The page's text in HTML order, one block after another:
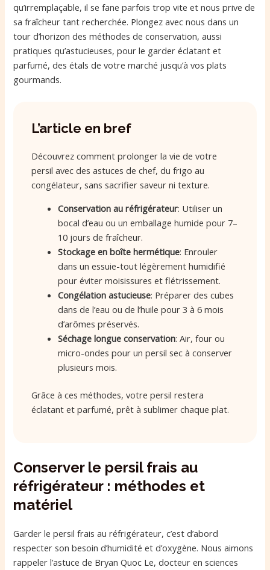
qu’irremplaçable, il se fane parfois trop vite et nous prive de
sa fraîcheur tant recherchée. Plongez avec nous dans un
tour d’horizon des méthodes de conservation, aussi
pratiques qu’astucieuses, pour le garder éclatant et
parfumé, des étals de votre marché jusqu’à vos plats
gourmands.
L’article en bref
Découvrez comment prolonger la vie de votre
persil avec des astuces de chef, du frigo au
congélateur, sans sacrifier saveur ni texture.
Conservation au réfrigérateur: Utiliser un
bocal d’eau ou un emballage humide pour 7–
10 jours de fraîcheur.
Stockage en boîte hermétique: Enrouler
dans un essuie-tout légèrement humidifié
pour éviter moisissures et flétrissement.
Congélation astucieuse: Préparer des cubes
dans de l’eau ou de l’huile pour 3 à 6 mois
d’arômes préservés.
Séchage longue conservation: Air, four ou
micro-ondes pour un persil sec à conserver
plusieurs mois.
Grâce à ces méthodes, votre persil restera
éclatant et parfumé, prêt à sublimer chaque plat.
Conserver le persil frais au
réfrigérateur : méthodes et
matériel
Garder le persil frais au réfrigérateur, c’est d’abord
respecter son besoin d’humidité et d’oxygène. Nous aimons
rappeler l’astuce de Bryan Quoc Le, docteur en sciences